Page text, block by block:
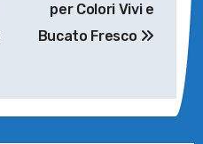
per Colori Vivi e
Bucato Fresco